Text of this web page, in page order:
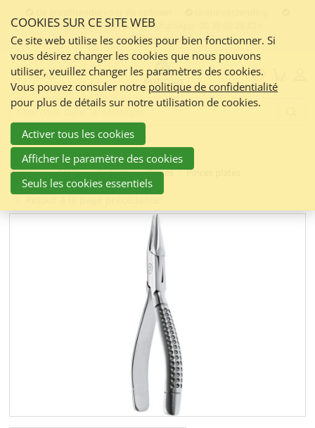
links
Aller
au
contenu
Jump
to
the
navigation
Contact: 050 551 5200 / WhatsApp: 06 38 68 28 82 /
info@optiplus.nl
Menu
Frontend
Optiplus Atelier Outillage Pinces Pinces plates
COOKIES SUR CE SITE WEB
Ce site web utilise les cookies pour bien fonctionner. Si
vous désirez changer les cookies que nous pouvons
utiliser, veuillez changer les paramètres des cookies.
Vous pouvez consuler notre politique de confidentialité
pour plus de détails sur notre utilisation de cookies.
Activer tous les cookies
Afficher le paramètre des cookies
Seuls les cookies essentiels